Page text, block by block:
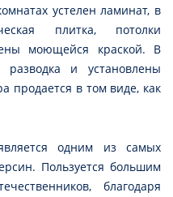
устелен ламинат, в
плитка, потолки
моющейся краской. В
разводка и установлены
продается в том виде, как
одним из самых
Пользуется большим
благодаря